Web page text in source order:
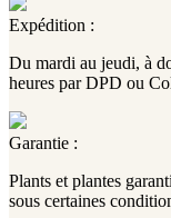
Expédition :
Du mardi au jeudi, à
heures par DPD ou
Garantie :
Plants et plantes
sous certaines